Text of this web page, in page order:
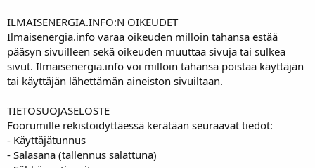
ILMAISENERGIA.INFO:N OIKEUDET
Ilmaisenergia.info varaa oikeuden milloin tahansa estää
pääsyn sivuilleen sekä oikeuden muuttaa sivuja tai sulkea
sivut. Ilmaisenergia.info voi milloin tahansa poistaa käyttäjän
tai käyttäjän lähettämän aineiston sivuiltaan.
TIETOSUOJASELOSTE
Foorumille rekistöidyttäessä kerätään seuraavat tiedot:
- Käyttäjätunnus
- Salasana (tallennus salattuna)